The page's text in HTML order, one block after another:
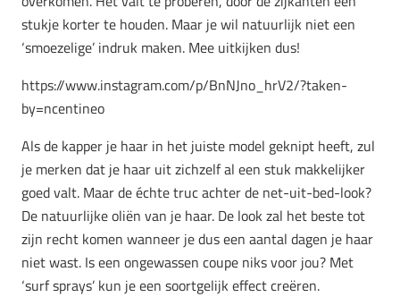
stukje korter te houden. Maar je wil natuurlijk niet een
‘smoezelige’ indruk maken. Mee uitkijken dus!
https://www.instagram.com/p/BnNJno_hrV2/?taken-
by=ncentineo
Als de kapper je haar in het juiste model geknipt heeft, zul
je merken dat je haar uit zichzelf al een stuk makkelijker
goed valt. Maar de échte truc achter de net-uit-bed-look?
De natuurlijke oliën van je haar. De look zal het beste tot
zijn recht komen wanneer je dus een aantal dagen je haar
niet wast. Is een ongewassen coupe niks voor jou? Met
‘surf sprays’ kun je een soortgelijk effect creëren.